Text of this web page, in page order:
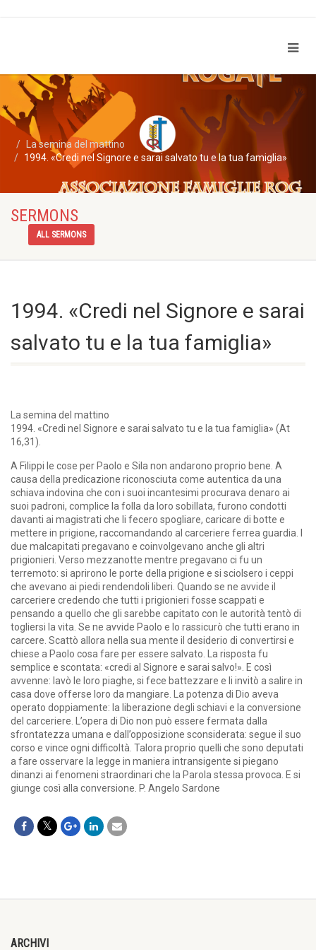
La semina del mattino
1994. «Credi nel Signore e sarai salvato tu e la tua famiglia»
SERMONS
ALL SERMONS
1994. «Credi nel Signore e sarai
salvato tu e la tua famiglia»
La semina del mattino
1994. «Credi nel Signore e sarai salvato tu e la tua famiglia» (At
16,31).
A Filippi le cose per Paolo e Sila non andarono proprio bene. A
causa della predicazione riconosciuta come autentica da una
schiava indovina che con i suoi incantesimi procurava denaro ai
suoi padroni, complice la folla da loro sobillata, furono condotti
davanti ai magistrati che li fecero spogliare, caricare di botte e
mettere in prigione, raccomandando al carceriere ferrea guardia. I
due malcapitati pregavano e coinvolgevano anche gli altri
prigionieri. Verso mezzanotte mentre pregavano ci fu un
terremoto: si aprirono le porte della prigione e si sciolsero i ceppi
che avevano ai piedi rendendoli liberi. Quando se ne avvide il
carceriere credendo che tutti i prigionieri fosse scappati e
pensando a quello che gli sarebbe capitato con le autorità tentò di
togliersi la vita. Se ne avvide Paolo e lo rassicurò che tutti erano in
carcere. Scattò allora nella sua mente il desiderio di convertirsi e
chiese a Paolo cosa fare per essere salvato. La risposta fu
semplice e scontata: «credi al Signore e sarai salvo!». E così
avvenne: lavò le loro piaghe, si fece battezzare e li invitò a salire in
casa dove offerse loro da mangiare. La potenza di Dio aveva
operato doppiamente: la liberazione degli schiavi e la conversione
del carceriere. L’opera di Dio non può essere fermata dalla
sfrontatezza umana e dall’opposizione sconsiderata: segue il suo
corso e vince ogni difficoltà. Talora proprio quelli che sono deputati
a fare osservare la legge in maniera intransigente si piegano
dinanzi ai fenomeni straordinari che la Parola stessa provoca. E si
giunge così alla conversione. P. Angelo Sardone
ARCHIVI